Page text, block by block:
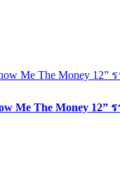
Me The Money 12”